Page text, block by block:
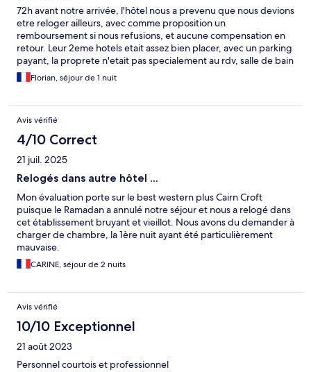
72h avant notre arrivée, l'hôtel nous a prevenu que nous devions
etre reloger ailleurs, avec comme proposition un
remboursement si nous refusions, et aucune compensation en
retour. Leur 2eme hotels etait assez bien placer, avec un parking
payant, la proprete n'etait pas specialement au rdv, salle de bain
petite, et ne prennez surtout pas le petit dejeuner payant.
Florian, séjour de 1 nuit
Avis vérifié
4/10 Correct
21 juil. 2025
Relogés dans autre hôtel ...
Mon évaluation porte sur le best western plus Cairn Croft
puisque le Ramadan a annulé notre séjour et nous a relogé dans
cet établissement bruyant et vieillot. Nous avons du demander à
charger de chambre, la 1ère nuit ayant été particulièrement
mauvaise.
CARINE, séjour de 2 nuits
Avis vérifié
10/10 Exceptionnel
21 août 2023
Personnel courtois et professionnel